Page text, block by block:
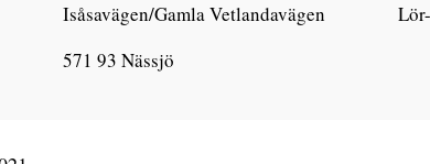
Isåsavägen/Gamla Vetlandavägen
571 93 Nässjö